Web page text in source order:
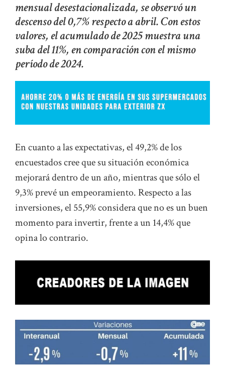
mensual desestacionalizada, se observó un
descenso del 0,7% respecto a abril. Con estos
valores, el acumulado de 2025 muestra una
suba del 11%, en comparación con el mismo
período de 2024.
En cuanto a las expectativas, el 49,2% de los
encuestados cree que su situación económica
mejorará dentro de un año, mientras que sólo el
9,3% prevé un empeoramiento. Respecto a las
inversiones, el 55,9% considera que no es un buen
momento para invertir, frente a un 14,4% que
opina lo contrario.